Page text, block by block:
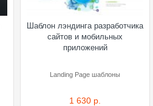
Шаблон лэндинга разработчика
сайтов и мобильных
приложений
Landing Page шаблоны
1 630 р.